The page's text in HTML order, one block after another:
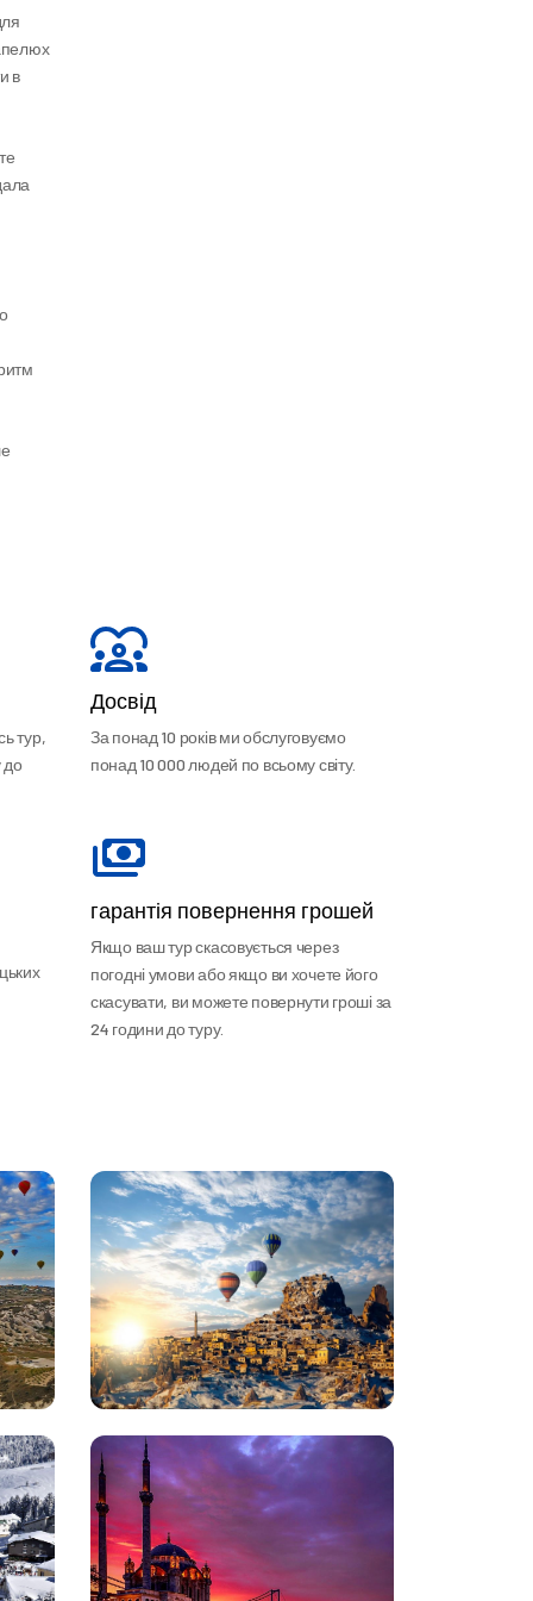
в
тур,
до
Досвід
За понад 10 років ми обслуговуємо
понад 10 000 людей по всьому світу.
гарантія повернення грошей
Якщо ваш тур скасовується через
погодні умови або якщо ви хочете його
скасувати, ви можете повернути гроші за
24 години до туру.